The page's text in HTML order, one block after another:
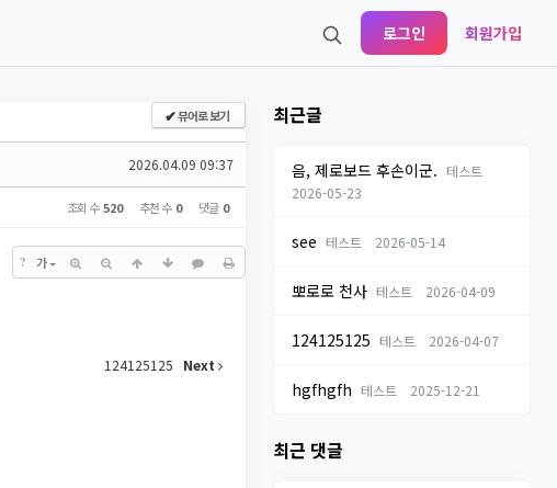
로그인 회원가입
✔뷰어로 보기
2026.04.09 09:37
조회 수520 추천 수 0 댓글 0
? 가
124125125 Next
최근글
음, 제로보드 후손이군. 테스트
2026-05-23
see 테스트 2026-05-14
뽀로로 천사 테스트 2026-04-09
124125125 테스트 2026-04-07
hgfhgfh 테스트 2025-12-21
최근 댓글